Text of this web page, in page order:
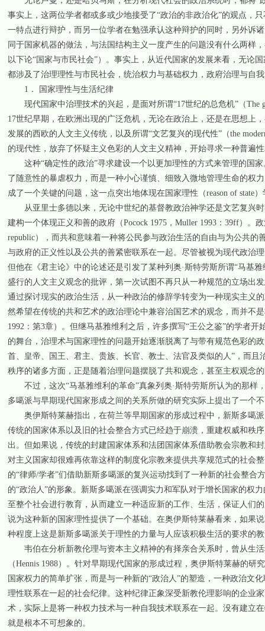
事实上，这两位学者都或多或少地接受了“政治的非政治化”的观点，
一特点进行辩护，而另一位学者在勉强承认这种辩护的同时，另外诉
同于国家机器的做法，与法国结构主义一度产生的问题没有什么两样
以下论“国家与市民社会”）。事实上，从近代国家的发展来看，无论
都涉及了治理理性与市民社会，统治权力与基础权力，政府治理与自
1． 国家理性与生活纪律
现代国家中治理技术的兴起，是面对所谓“17世纪的总危机”（The
17世纪早期，在欧洲出现的广泛危机，无论在政治上，还是在思想上
发展的西欧的人文主义传统，以及所谓“文艺复兴的现代性”（the
的现代性，放弃了怀疑主义色彩的人文主义精神，开始寻求一种普遍
这种“确定性的政治”寻求建设一个以更加理性的方式来管理的国家
了随意性的暴虐权力，而是一种小心谨慎、细致入微地管理生命的权
成了一个关键的问题，这一点突出地体现在国家理性（reason of state
从亚里士多德以来，无论中世纪的基督教政治神学还是文艺复兴时
建构一个体现正义和善的政府（Pocock 1975，Muller 1993：39ff）
republic），而共和意味着一种将公民参与政治生活的自由与为公共
与政府的正义性以及公共的善紧密联系在一起。尽管被视为现代政治
但他在《君主论》中的论述还是引发了某种列奥·斯特劳斯所谓“马基
盛行的人文主义观念的批评，第一次试图不再只从一种规范的立场出
通过探讨现实的政治生活，从一种政治的修辞学转变为一种现实主义
然希望在传统的共和艺术的政治理论中兼容治国艺术的观念，而并不
1992：第3章）。但继马基雅维利之后，许多撰写“王公之鉴”的学者
的舞台，治理术与国家理性的问题开始逐渐脱离了与带有规范色彩的
首、皇帝、国王、君主、贵族、长官、教士、法官及类似的人”，而
秩序的诸多方面，正是随着治理问题摆脱了共和观念，甚至主权观念
不过，这次“马基雅维利的革命”真象列奥·斯特劳斯所认为的那样
多噶派与早期现代国家形成之间的关系所做的研究实际上提出了一个不
奥伊斯特莱赫指出，在荷兰等早期国家的形成过程中，新斯多噶派
传统的国家体系以及旧的社会整合方式已经趋于崩溃，重建权威和秩
出。但如果说，传统的封建国家体系和法团国家体系借助教会宗教和
对主义国家却很难再依靠这样的制度化宗教来提供共享规范式的社会
的“律师/学者”们借助新斯多噶派的复兴运动找到了一种新的社会整
的“政治人”的形象。新斯多噶派在强调实力和军队对于增长国家的权
至整个社会进行教育，从而建立一种适应新的工作、生活，保证人们
说为这种新的国家理性提供了一个基础。在奥伊斯特莱赫看来，如果
种程度上这是新斯多噶派关于理性的力量与人应该积极生活的要求的教
韦伯在分析新教伦理与资本主义精神的有择亲合关系时，曾从生活
（Hennis 1988）。针对早期现代国家的形成过程，奥伊斯特莱赫的
国家权力的简单扩张，而是与一种新的“政治人”的塑造，一种政治文
理性联系在一起的社会纪律。这种纪律正象深受新教伦理影响的企业
术，实际上是将一种权力技术与一种自我技术联系在一起。没有建立
就是根本不可想象的。